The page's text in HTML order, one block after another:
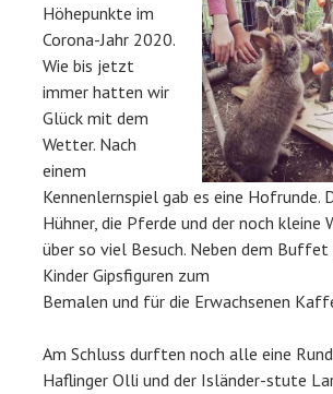
Höhepunkte im
Corona-Jahr 2020.
Wie bis jetzt
immer hatten wir
Glück mit dem
Wetter. Nach
einem
Kennenlernspiel gab es eine Hofrunde.
Hühner, die Pferde und der noch kleine
über so viel Besuch. Neben dem Buffet
Kinder Gipsfiguren zum
Bemalen und für die Erwachsenen
Am Schluss durften noch alle eine
Haflinger Olli und der Isländer-stute